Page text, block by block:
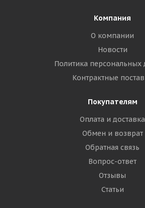
Компания
О компании
Новости
Политика персональных
Контрактные
Покупателям
Оплата и доставка
Обмен и возврат
Обратная связь
Вопрос-ответ
Отзывы
Статьи